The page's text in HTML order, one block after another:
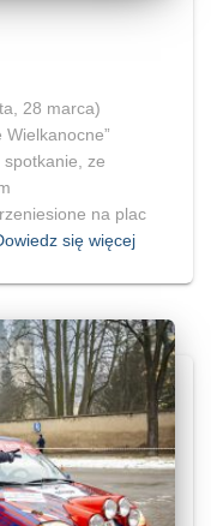
28 marca)
ze
na plac
się więcej